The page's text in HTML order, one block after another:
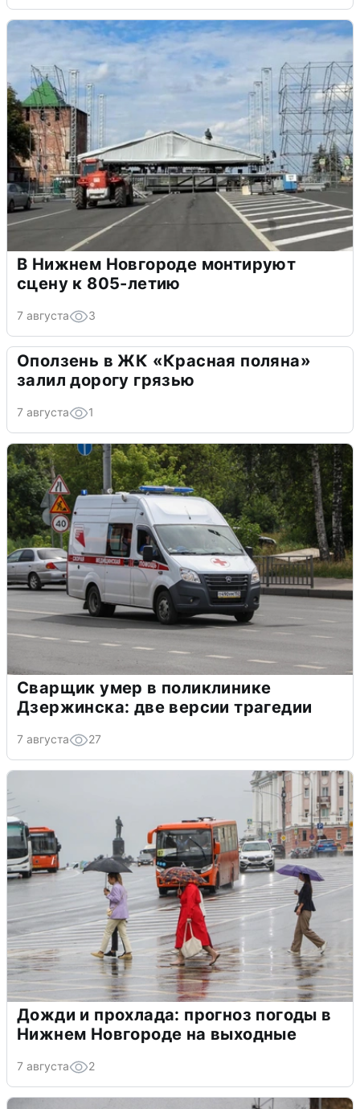
В Нижнем Новгороде монтируют
сцену к 805-летию
7 августа 3
Оползень в ЖК «Красная поляна»
залил дорогу грязью
7 августа 1
Сварщик умер в поликлинике
Дзержинска: две версии трагедии
7 августа 27
Дожди и прохлада: прогноз погоды в
Нижнем Новгороде на выходные
7 августа 2